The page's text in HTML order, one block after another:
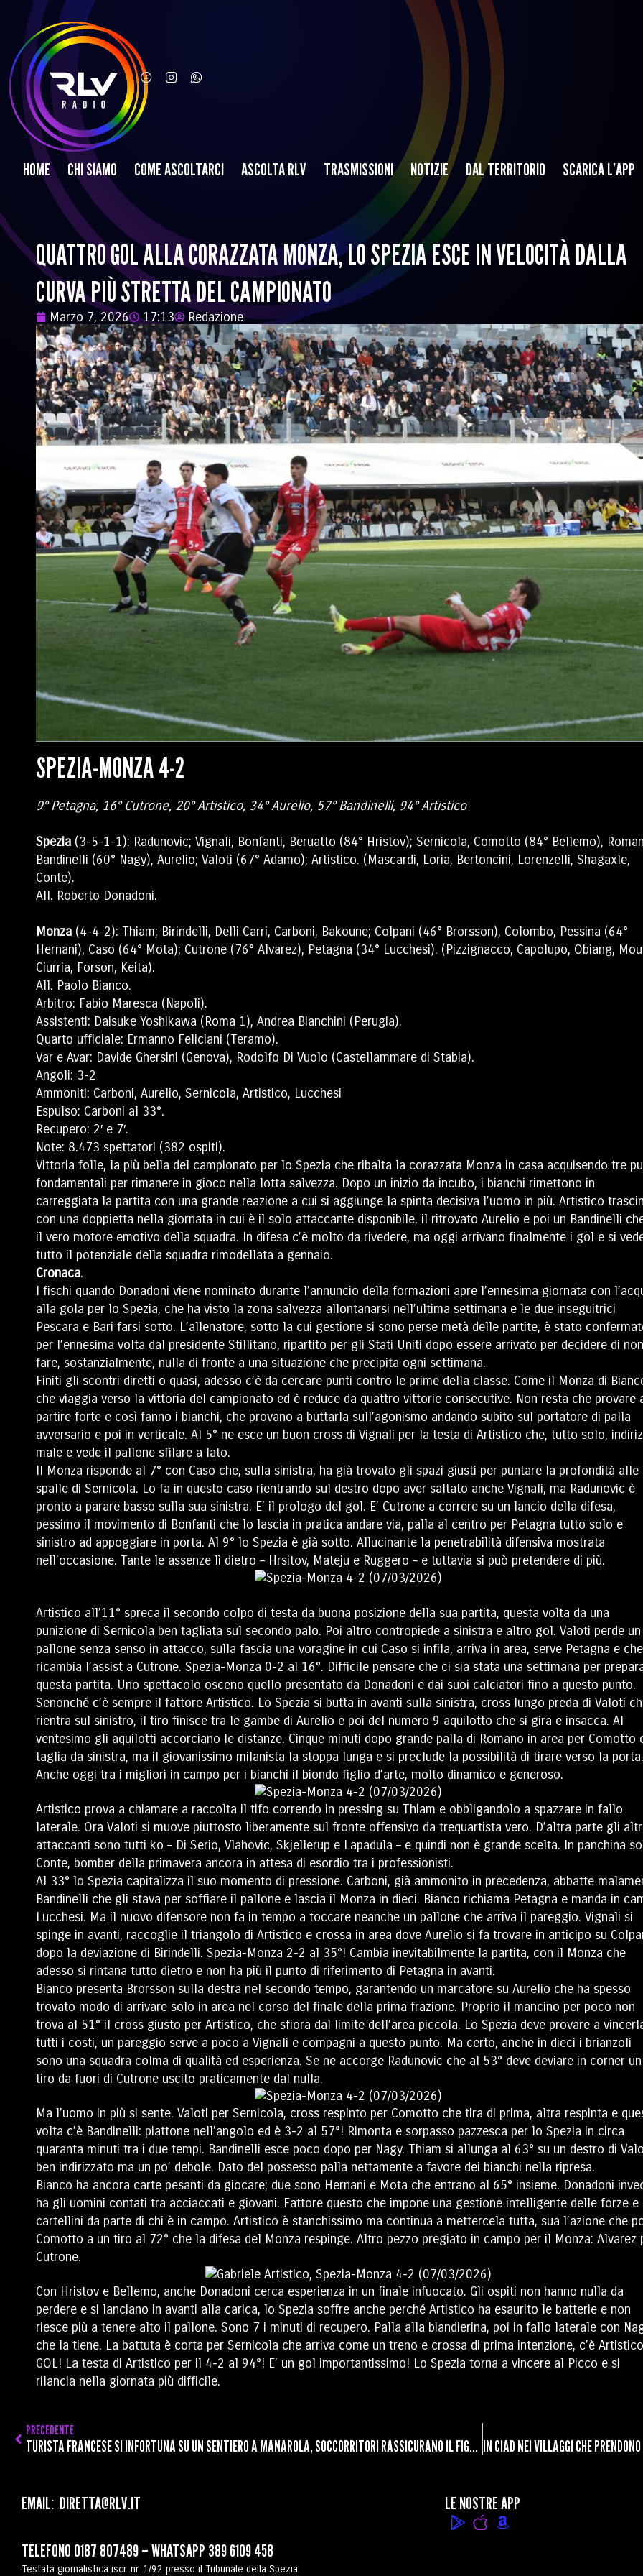
HOME CHI SIAMO COME ASCOLTARCI ASCOLTA RLV TRASMISSIONI NOTIZIE DAL TERRITORIO SCARICA L’APP
QUATTRO GOL ALLA CORAZZATA MONZA, LO SPEZIA ESCE IN VELOCITÀ DALLA
CURVA PIÙ STRETTA DEL CAMPIONATO
Marzo 7, 2026 17:13 Redazione
SPEZIA-MONZA 4-2
9° Petagna, 16° Cutrone, 20° Artistico, 34° Aurelio, 57° Bandinelli, 94° Artistico
Spezia (3-5-1-1): Radunovic; Vignali, Bonfanti, Beruatto (84° Hristov); Sernicola, Comotto (84° Bellemo),
Bandinelli (60° Nagy), Aurelio; Valoti (67° Adamo); Artistico. (Mascardi, Loria, Bertoncini, Lorenzelli, Shagaxle,
Conte).
All. Roberto Donadoni.
Monza (4-4-2): Thiam; Birindelli, Delli Carri, Carboni, Bakoune; Colpani (46° Brorsson), Colombo, Pessina (64°
Hernani), Caso (64° Mota); Cutrone (76° Alvarez), Petagna (34° Lucchesi). (Pizzignacco, Capolupo, Obiang,
Ciurria, Forson, Keita).
All. Paolo Bianco.
Arbitro: Fabio Maresca (Napoli).
Assistenti: Daisuke Yoshikawa (Roma 1), Andrea Bianchini (Perugia).
Quarto ufficiale: Ermanno Feliciani (Teramo).
Var e Avar: Davide Ghersini (Genova), Rodolfo Di Vuolo (Castellammare di Stabia).
Angoli: 3-2
Ammoniti: Carboni, Aurelio, Sernicola, Artistico, Lucchesi
Espulso: Carboni al 33°.
Recupero: 2′ e 7′.
Note: 8.473 spettatori (382 ospiti).
Vittoria folle, la più bella del campionato per lo Spezia che ribalta la corazzata Monza in casa acquisendo tre
fondamentali per rimanere in gioco nella lotta salvezza. Dopo un inizio da incubo, i bianchi rimettono in
carreggiata la partita con una grande reazione a cui si aggiunge la spinta decisiva l’uomo in più. Artistico
con una doppietta nella giornata in cui è il solo attaccante disponibile, il ritrovato Aurelio e poi un Bandinelli
il vero motore emotivo della squadra. In difesa c’è molto da rivedere, ma oggi arrivano finalmente i gol e si
tutto il potenziale della squadra rimodellata a gennaio.
Cronaca.
I fischi quando Donadoni viene nominato durante l’annuncio della formazioni apre l’ennesima giornata con
alla gola per lo Spezia, che ha visto la zona salvezza allontanarsi nell’ultima settimana e le due inseguitrici
Pescara e Bari farsi sotto. L’allenatore, sotto la cui gestione si sono perse metà delle partite, è stato
per l’ennesima volta dal presidente Stillitano, ripartito per gli Stati Uniti dopo essere arrivato per decidere di non
fare, sostanzialmente, nulla di fronte a una situazione che precipita ogni settimana.
Finiti gli scontri diretti o quasi, adesso c’è da cercare punti contro le prime della classe. Come il Monza di
che viaggia verso la vittoria del campionato ed è reduce da quattro vittorie consecutive. Non resta che provare
partire forte e così fanno i bianchi, che provano a buttarla sull’agonismo andando subito sul portatore di palla
avversario e poi in verticale. Al 5° ne esce un buon cross di Vignali per la testa di Artistico che, tutto solo,
male e vede il pallone sfilare a lato.
Il Monza risponde al 7° con Caso che, sulla sinistra, ha già trovato gli spazi giusti per puntare la profondità alle
spalle di Sernicola. Lo fa in questo caso rientrando sul destro dopo aver saltato anche Vignali, ma Radunovic è
pronto a parare basso sulla sua sinistra. E’ il prologo del gol. E’ Cutrone a correre su un lancio della difesa,
pessimo il movimento di Bonfanti che lo lascia in pratica andare via, palla al centro per Petagna tutto solo e
sinistro ad appoggiare in porta. Al 9° lo Spezia è già sotto. Allucinante la penetrabilità difensiva mostrata
nell’occasione. Tante le assenze lì dietro – Hrsitov, Mateju e Ruggero – e tuttavia si può pretendere di più.
Artistico all’11° spreca il secondo colpo di testa da buona posizione della sua partita, questa volta da una
punizione di Sernicola ben tagliata sul secondo palo. Poi altro contropiede a sinistra e altro gol. Valoti perde un
pallone senza senso in attacco, sulla fascia una voragine in cui Caso si infila, arriva in area, serve Petagna e che
ricambia l’assist a Cutrone. Spezia-Monza 0-2 al 16°. Difficile pensare che ci sia stata una settimana per
questa partita. Uno spettacolo osceno quello presentato da Donadoni e dai suoi calciatori fino a questo punto.
Senonché c’è sempre il fattore Artistico. Lo Spezia si butta in avanti sulla sinistra, cross lungo preda di Valoti
rientra sul sinistro, il tiro finisce tra le gambe di Aurelio e poi del numero 9 aquilotto che si gira e insacca. Al
ventesimo gli aquilotti accorciano le distanze. Cinque minuti dopo grande palla di Romano in area per Comotto
taglia da sinistra, ma il giovanissimo milanista la stoppa lunga e si preclude la possibilità di tirare verso la porta.
Anche oggi tra i migliori in campo per i bianchi il biondo figlio d’arte, molto dinamico e generoso.
Artistico prova a chiamare a raccolta il tifo correndo in pressing su Thiam e obbligandolo a spazzare in fallo
laterale. Ora Valoti si muove piuttosto liberamente sul fronte offensivo da trequartista vero. D’altra parte gli
attaccanti sono tutti ko – Di Serio, Vlahovic, Skjellerup e Lapadula – e quindi non è grande scelta. In panchina
Conte, bomber della primavera ancora in attesa di esordio tra i professionisti.
Al 33° lo Spezia capitalizza il suo momento di pressione. Carboni, già ammonito in precedenza, abbatte
Bandinelli che gli stava per soffiare il pallone e lascia il Monza in dieci. Bianco richiama Petagna e manda in
Lucchesi. Ma il nuovo difensore non fa in tempo a toccare neanche un pallone che arriva il pareggio. Vignali si
spinge in avanti, raccoglie il triangolo di Artistico e crossa in area dove Aurelio si fa trovare in anticipo su
dopo la deviazione di Birindelli. Spezia-Monza 2-2 al 35°! Cambia inevitabilmente la partita, con il Monza che
adesso si rintana tutto dietro e non ha più il punto di riferimento di Petagna in avanti.
Bianco presenta Brorsson sulla destra nel secondo tempo, garantendo un marcatore su Aurelio che ha spesso
trovato modo di arrivare solo in area nel corso del finale della prima frazione. Proprio il mancino per poco non
trova al 51° il cross giusto per Artistico, che sfiora dal limite dell’area piccola. Lo Spezia deve provare a
tutti i costi, un pareggio serve a poco a Vignali e compagni a questo punto. Ma certo, anche in dieci i brianzoli
sono una squadra colma di qualità ed esperienza. Se ne accorge Radunovic che al 53° deve deviare in corner un
tiro da fuori di Cutrone uscito praticamente dal nulla.
Ma l’uomo in più si sente. Valoti per Sernicola, cross respinto per Comotto che tira di prima, altra respinta e
volta c’è Bandinelli: piattone nell’angolo ed è 3-2 al 57°! Rimonta e sorpasso pazzesca per lo Spezia in circa
quaranta minuti tra i due tempi. Bandinelli esce poco dopo per Nagy. Thiam si allunga al 63° su un destro di
ben indirizzato ma un po’ debole. Dato del possesso palla nettamente a favore dei bianchi nella ripresa.
Bianco ha ancora carte pesanti da giocare; due sono Hernani e Mota che entrano al 65° insieme. Donadoni
ha gli uomini contati tra acciaccati e giovani. Fattore questo che impone una gestione intelligente delle forze e
cartellini da parte di chi è in campo. Artistico è stanchissimo ma continua a mettercela tutta, sua l’azione che
Comotto a un tiro al 72° che la difesa del Monza respinge. Altro pezzo pregiato in campo per il Monza: Alvarez
Cutrone.
Con Hristov e Bellemo, anche Donadoni cerca esperienza in un finale infuocato. Gli ospiti non hanno nulla da
perdere e si lanciano in avanti alla carica, lo Spezia soffre anche perché Artistico ha esaurito le batterie e non
riesce più a tenere alto il pallone. Sono 7 i minuti di recupero. Palla alla biandierina, poi in fallo laterale con
che la tiene. La battuta è corta per Sernicola che arriva come un treno e crossa di prima intenzione, c’è
GOL! La testa di Artistico per il 4-2 al 94°! E’ un gol importantissimo! Lo Spezia torna a vincere al Picco e si
rilancia nella giornata più difficile.
PRECEDENTE
TURISTA FRANCESE SI INFORTUNA SU UN SENTIERO A MANAROLA, SOCCORRITORI RASSICURANO IL FIGLIOLETTO IN CIAD NEI VILLAGGI CHE
EMAIL: DIRETTA@RLV.IT
TELEFONO 0187 807489– WHATSAPP 389 6109 458
Testata giornalistica iscr. nr. 1/92 presso il Tribunale della Spezia
LE NOSTRE APP